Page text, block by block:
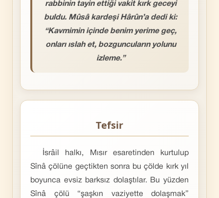
rabbinin tayin ettiği vakit kırk geceyi
buldu. Mûsâ kardeşi Hârûn’a dedi ki:
“Kavmimin içinde benim yerime geç,
onları ıslah et, bozguncuların yolunu
izleme.”
Tefsir
İsrâil halkı, Mısır esaretinden kurtulup
Sînâ çölüne geçtikten sonra bu çölde kırk yıl
boyunca evsiz barksız dolaştılar. Bu yüzden
Sînâ çölü “şaşkın vaziyette dolaşmak”